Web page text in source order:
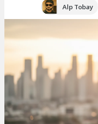
Alp Tobay